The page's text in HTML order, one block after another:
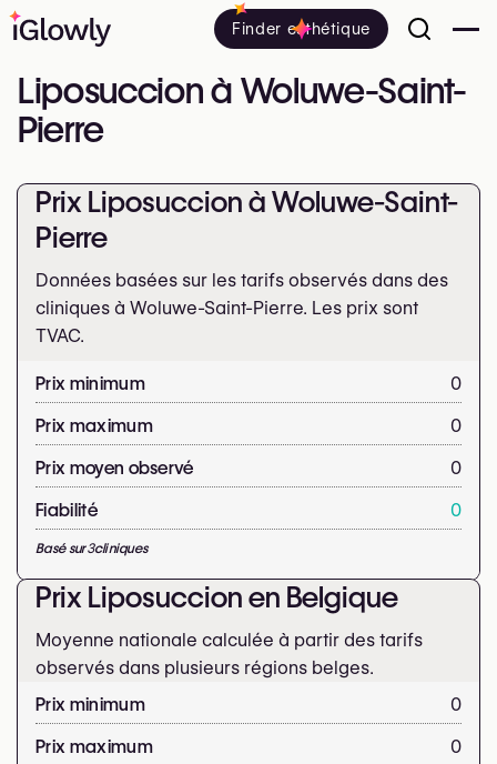
Finder esthétique
Liposuccion à Woluwe-Saint-
Pierre
Prix Liposuccion à Woluwe-Saint-
Pierre
Données basées sur les tarifs observés dans des
cliniques à Woluwe-Saint-Pierre. Les prix sont
TVAC.
Prix minimum
0
Prix maximum
0
Prix moyen observé
0
Fiabilité
0
Basé sur3cliniques
Prix Liposuccion en Belgique
Moyenne nationale calculée à partir des tarifs
observés dans plusieurs régions belges.
Prix minimum
0
Prix maximum
0